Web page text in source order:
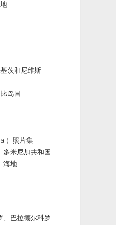
茨和尼维斯——
岛国
）照片集
多米尼加共和国
海地
、巴拉德尔科罗